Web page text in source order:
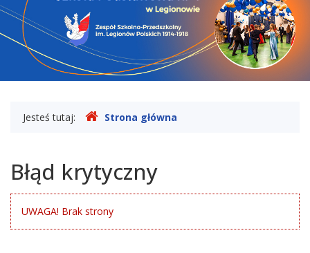
Gdzie
Jesteś tutaj: Strona główna
Błąd krytyczny
UWAGA! Brak strony